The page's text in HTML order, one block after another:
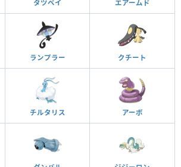
タツベイ エアームド
ランプラー クチート
チルタリス アーボ